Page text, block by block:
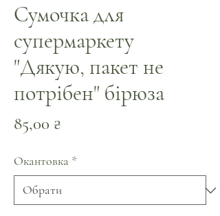
Сумочка для
супермаркету
"Дякую, пакет не
потрібен" бірюза
85,00 ₴
Окантовка *